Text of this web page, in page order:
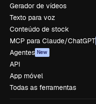
Gerador de vídeos
Texto para voz
Conteúdo de stock
MCP para Claude/ChatGPT
Agentes New
API
App móvel
Todas as ferramentas